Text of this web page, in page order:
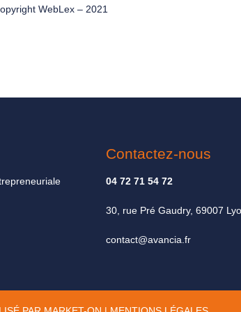
WebLex – 2021
Contactez-nous
04 72 71 54 72
30, rue Pré Gaudry, 69007
contact@avancia.fr